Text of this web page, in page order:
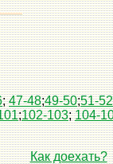
; 47-48;49-50;51-52
;102-103; 104-
Как доехать?